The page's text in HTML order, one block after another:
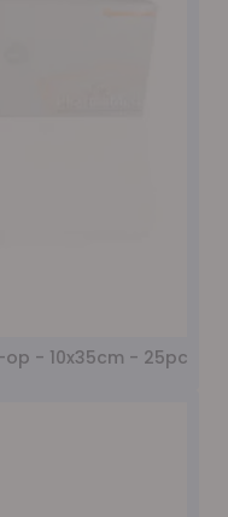
op - 10x35cm - 25pc